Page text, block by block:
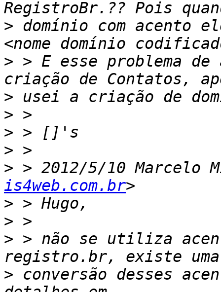
> domínio com acento
> > E esse problema de
>
>
>
>
> > 2012/5/10 Marcelo
is4web.com.br
>
>
> > não se utiliza
> conversão desses